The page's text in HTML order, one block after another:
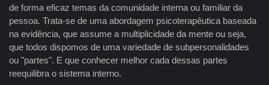
de forma eficaz temas da comunidade interna ou familiar da
pessoa. Trata-se de uma abordagem psicoterapêutica baseada
na evidência, que assume a multiplicidade da mente ou seja,
que todos dispomos de uma variedade de subpersonalidades
ou "partes". E que conhecer melhor cada dessas partes
reequilibra o sistema interno.